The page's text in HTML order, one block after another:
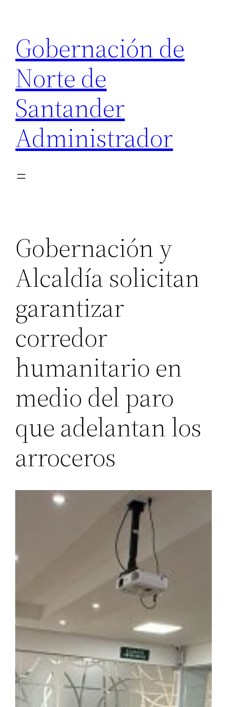
contenido
Gobernación de
Norte de
Santander
Administrador
Gobernación y
Alcaldía solicitan
garantizar
corredor
humanitario en
medio del paro
que adelantan los
arroceros